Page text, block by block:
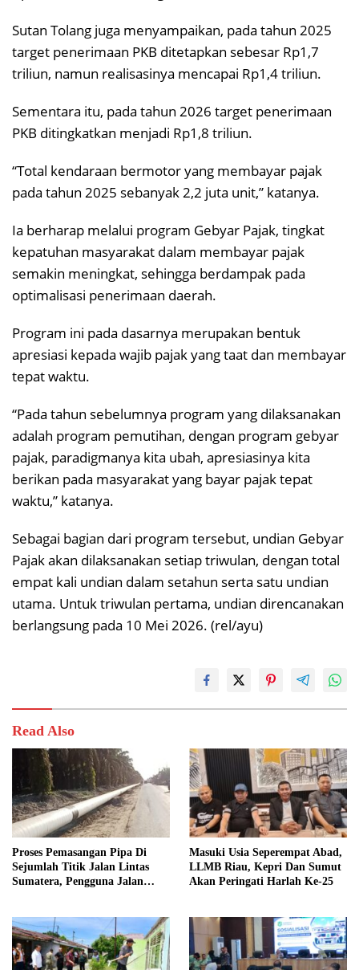
Sutan Tolang juga menyampaikan, pada tahun 2025
target penerimaan PKB ditetapkan sebesar Rp1,7
triliun, namun realisasinya mencapai Rp1,4 triliun.
Sementara itu, pada tahun 2026 target penerimaan
PKB ditingkatkan menjadi Rp1,8 triliun.
“Total kendaraan bermotor yang membayar pajak
pada tahun 2025 sebanyak 2,2 juta unit,” katanya.
Ia berharap melalui program Gebyar Pajak, tingkat
kepatuhan masyarakat dalam membayar pajak
semakin meningkat, sehingga berdampak pada
optimalisasi penerimaan daerah.
Program ini pada dasarnya merupakan bentuk
apresiasi kepada wajib pajak yang taat dan membayar
tepat waktu.
“Pada tahun sebelumnya program yang dilaksanakan
adalah program pemutihan, dengan program gebyar
pajak, paradigmanya kita ubah, apresiasinya kita
berikan pada masyarakat yang bayar pajak tepat
waktu,” katanya.
Sebagai bagian dari program tersebut, undian Gebyar
Pajak akan dilaksanakan setiap triwulan, dengan total
empat kali undian dalam setahun serta satu undian
utama. Untuk triwulan pertama, undian direncanakan
berlangsung pada 10 Mei 2026. (rel/ayu)
Read Also
Proses Pemasangan Pipa Di
Sejumlah Titik Jalan Lintas
Sumatera, Pengguna Jalan
Masuki Usia Seperempat Abad,
LLMB Riau, Kepri Dan Sumut
Akan Peringati Harlah Ke-25